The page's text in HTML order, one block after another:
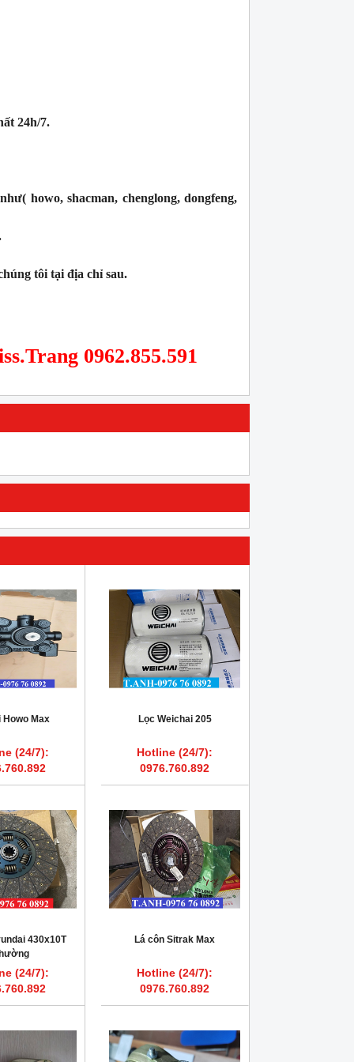
24h/7.
howo, shacman, chenglong, dongfeng,
tôi tại địa chỉ sau.
0962.855.591
Howo Max
(24/7):
Lọc Weichai 205
Hotline (24/7):
0976.760.892
430x10T
(24/7):
Lá côn Sitrak Max
Hotline (24/7):
0976.760.892